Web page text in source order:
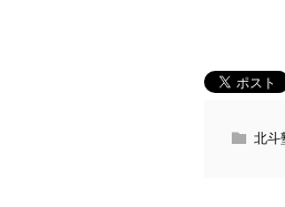
北斗